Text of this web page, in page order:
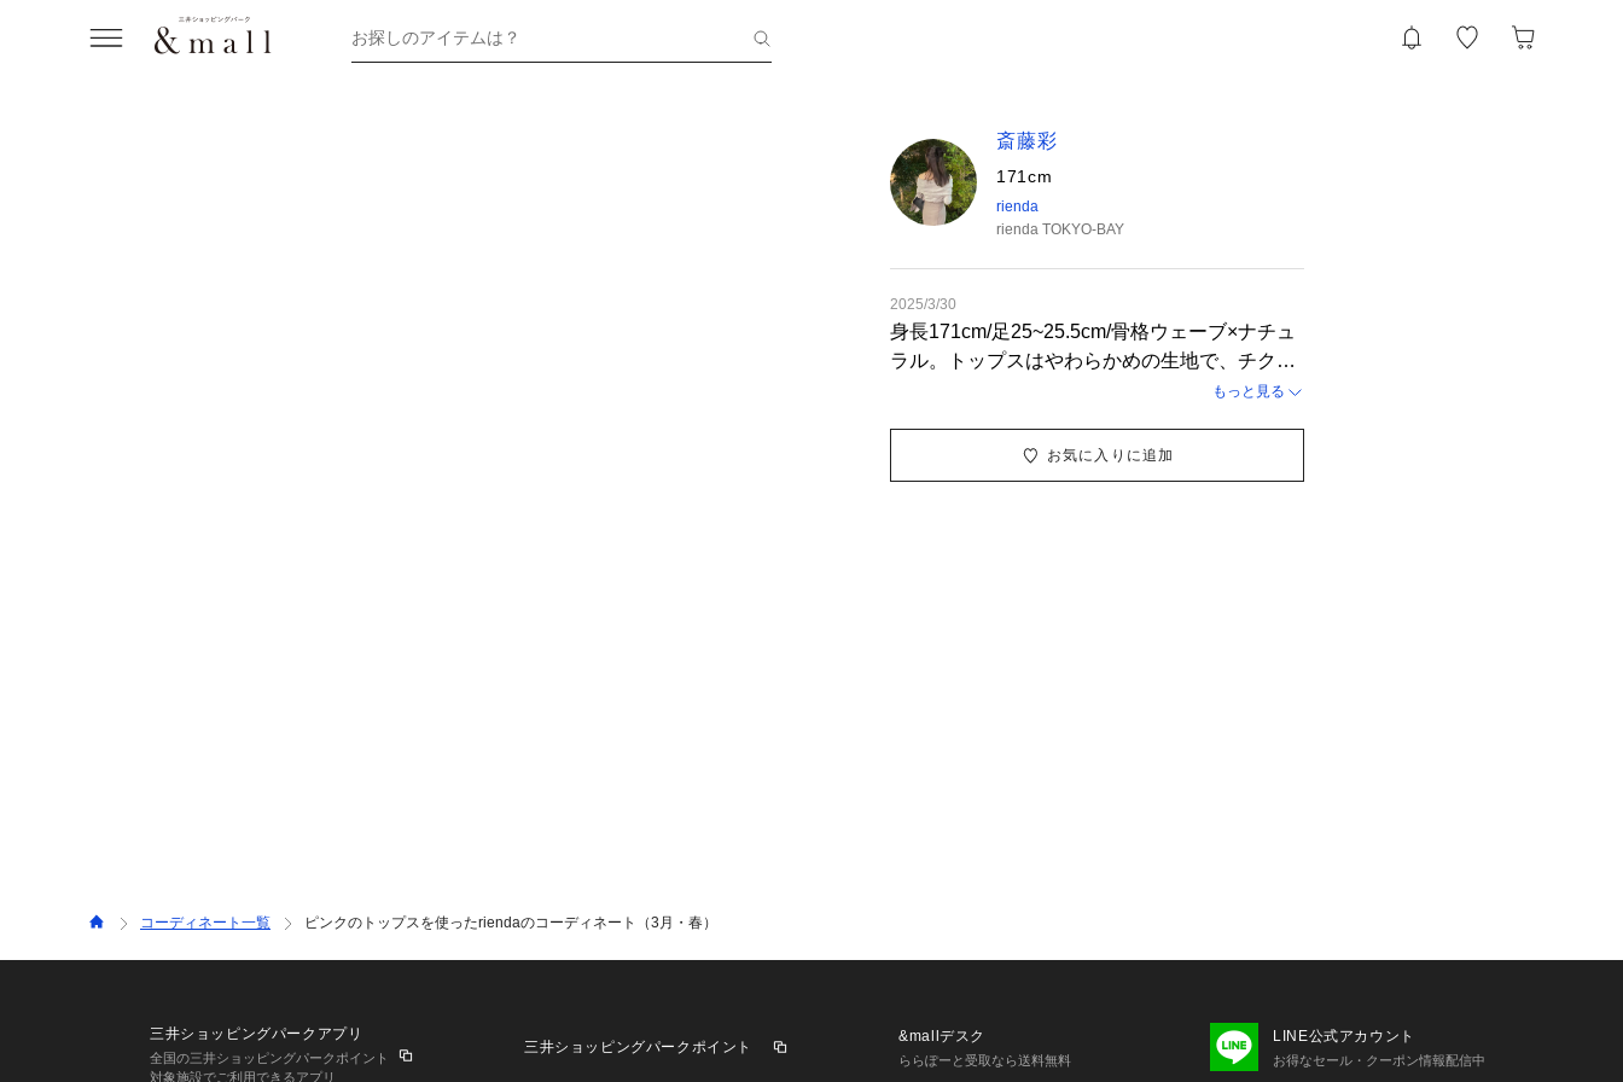
お探しのアイテムは？
斎藤彩
171cm
rienda
rienda TOKYO-BAY
2025/3/30
身長171cm/足25~25.5cm/骨格ウェーブ×ナチュ
ラル。トップスはやわらかめの生地で、チクチ
クせず着れました！おへそが見えるくらいの丈
すると肌見せ感がそこまで気にならないです⭕️
ボトムはMで、ウエストに手が入るくらいゆと
もっと見る
お気に入りに追加
コーディネート一覧 ピンクのトップスを使ったriendaのコーディネート（3月・春）
三井ショッピングパークアプリ
全国の三井ショッピングパークポイント
対象施設でご利用できるアプリ
三井ショッピングパークポイント
&mallデスク
ららぽーと受取なら送料無料
LINE公式アカウント
お得なセール・クーポン情報配信中